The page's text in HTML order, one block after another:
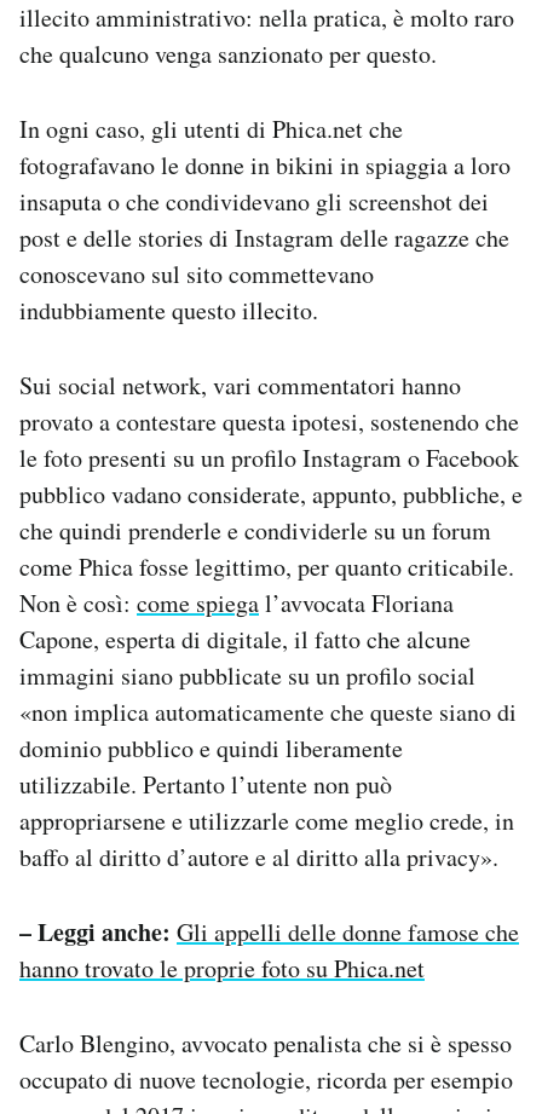
illecito amministrativo: nella pratica, è molto raro
che qualcuno venga sanzionato per questo.
In ogni caso, gli utenti di Phica.net che
fotografavano le donne in bikini in spiaggia a loro
insaputa o che condividevano gli screenshot dei
post e delle stories di Instagram delle ragazze che
conoscevano sul sito commettevano
indubbiamente questo illecito.
Sui social network, vari commentatori hanno
provato a contestare questa ipotesi, sostenendo che
le foto presenti su un profilo Instagram o Facebook
pubblico vadano considerate, appunto, pubbliche, e
che quindi prenderle e condividerle su un forum
come Phica fosse legittimo, per quanto criticabile.
Non è così: come spiegal’avvocata Floriana
Capone, esperta di digitale, il fatto che alcune
immagini siano pubblicate su un profilo social
«non implica automaticamente che queste siano di
dominio pubblico e quindi liberamente
utilizzabile. Pertanto l’utente non può
appropriarsene e utilizzarle come meglio crede, in
baffo al diritto d’autore e al diritto alla privacy».
– Leggi anche: Gli appelli delle donne famose che
hanno trovato le proprie foto su Phica.net
Carlo Blengino, avvocato penalista che si è spesso
occupato di nuove tecnologie, ricorda per esempio